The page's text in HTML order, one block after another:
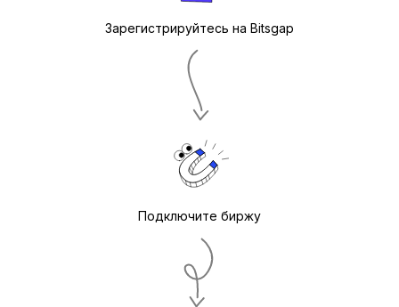
Зарегистрируйтесь на Bitsgap
Подключите биржу